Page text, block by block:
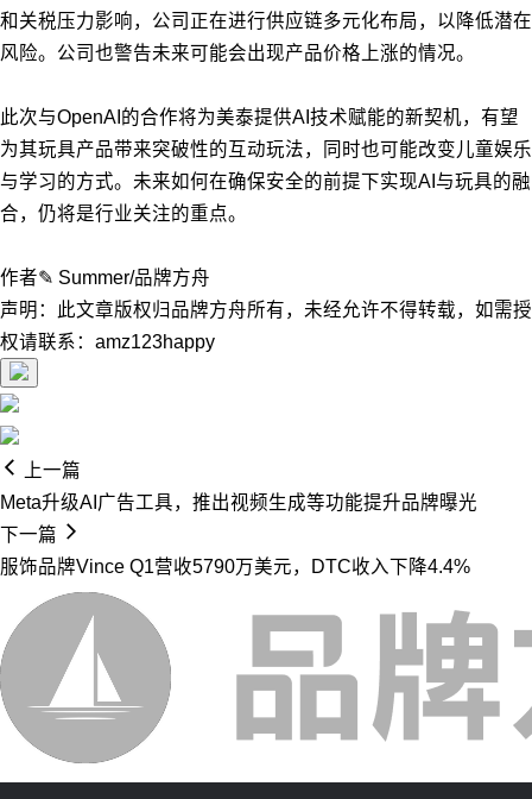
和关税压力影响，公司正在进行供应链多元化布局，以降低潜在
风险。公司也警告未来可能会出现产品价格上涨的情况。
此次与OpenAI的合作将为美泰提供AI技术赋能的新契机，有望
为其玩具产品带来突破性的互动玩法，同时也可能改变儿童娱乐
与学习的方式。未来如何在确保安全的前提下实现AI与玩具的融
合，仍将是行业关注的重点。
作者✎ Summer/品牌方舟
声明：此文章版权归品牌方舟所有，未经允许不得转载，如需授
权请联系：amz123happy
上一篇
Meta升级AI广告工具，推出视频生成等功能提升品牌曝光
下一篇
服饰品牌Vince Q1营收5790万美元，DTC收入下降4.4%